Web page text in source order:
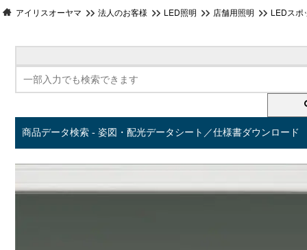
アイリスオーヤマ 法人のお客様 LED照明 店舗用照明 LEDスポ
商品データ検索 - 姿図・配光データシート／仕様書ダウンロード